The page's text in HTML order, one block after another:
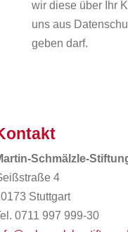
wir diese über Ihr
uns aus
geben darf.
Schmälzle-
4
Stuttgart
0711 997 999-30